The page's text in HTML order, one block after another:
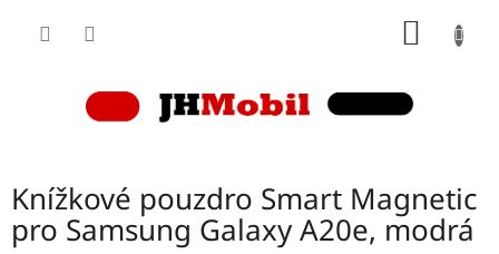
Knížkové pouzdro Smart Magnetic
pro Samsung Galaxy A20e, modrá